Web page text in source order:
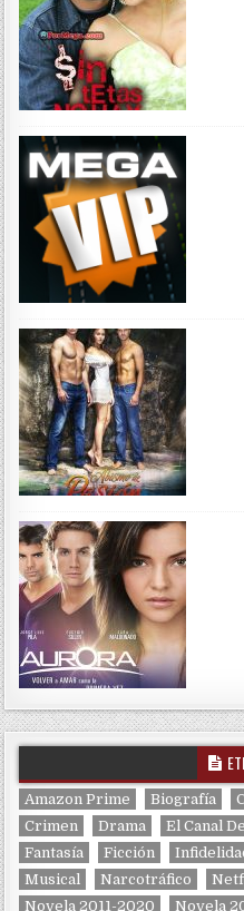
Amazon Prime Biografía
Crimen
Drama El Canal
Fantasía
Ficción
Musical
Narcotráfico
Novela 2011-2020
Novela